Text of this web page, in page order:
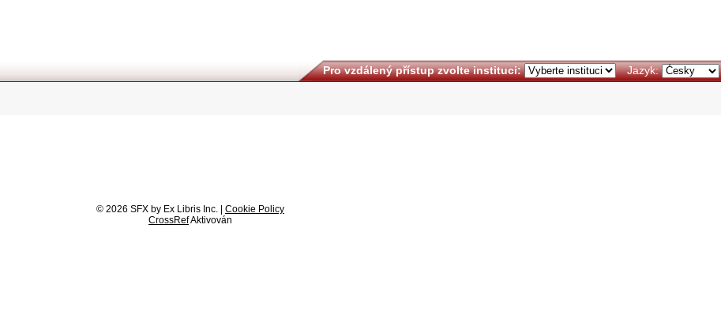
Pro vzdálený přístup zvolte instituci: Jazyk:
© 2026 SFX by Ex Libris Inc. | Cookie Policy
CrossRefAktivován